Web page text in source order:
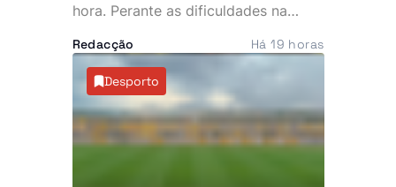
hora. Perante as dificuldades na
apelam à intervenção da Comissão
Internacional sobre Pessoas
Desaparecidas (CIVICOP) para
acelerar o processo e permitir a
entrega dos cadáveres para
Redacção Há 19 horas
Desporto